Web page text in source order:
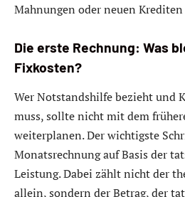
Mahnungen oder neuen
Die erste Rechnung: Was
Fixkosten?
Wer Notstandshilfe bezieht und
muss, sollte nicht mit dem
weiterplanen. Der wichtigste
Monatsrechnung auf Basis der
Leistung. Dabei zählt nicht der
allein, sondern der Betrag, der